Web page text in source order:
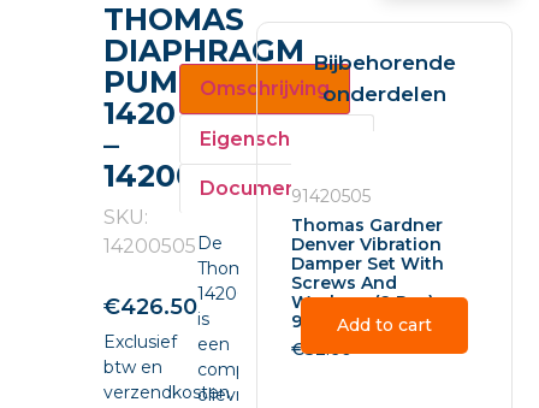
THOMAS
DIAPHRAGM
PUMP
1420
–
14200505
SKU:
14200505
€426.50
Exclusief
btw en
verzendkosten.
Omschrijving
Eigenschappen
Documenten
De
Thomas
14200505
is
een
compacte
olievrije
Bijbehorende
onderdelen
91420505
Thomas Gardner
Denver Vibration
Damper Set With
Screws And
Washers (2 Pcs) –
91420505
€32.60
Add to cart